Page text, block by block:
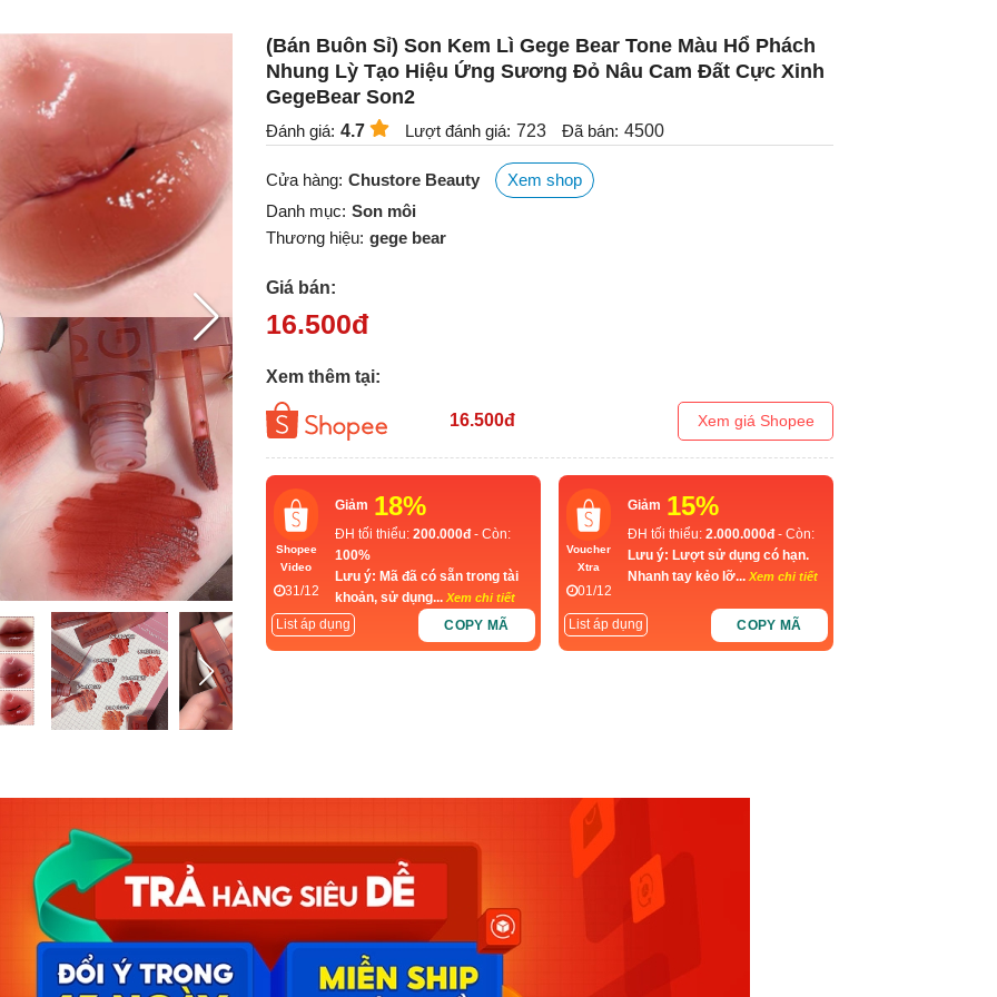
(Bán Buôn Sỉ) Son Kem Lì Gege Bear Tone Màu Hổ Phách
Nhung Lỳ Tạo Hiệu Ứng Sương Đỏ Nâu Cam Đất Cực Xinh
GegeBear Son2
Đánh giá: 4.7 Lượt đánh giá: 723 Đã bán: 4500
Cửa hàng: Chustore Beauty
Xem shop
Danh mục: Son môi
Thương hiệu: gege bear
Giá bán:
16.500đ
Xem thêm tại:
16.500đ Xem giá Shopee
Shopee
Video
31/12
Giảm 18%
ĐH tối thiểu: 200.000đ - Còn:
100%
Lưu ý: Mã đã có sẵn trong tài
khoản, sử dụng... Xem chi tiết
List áp dụng COPY MÃ
Voucher
Xtra
01/12
Giảm 15%
ĐH tối thiểu: 2.000.000đ - Còn:
Lưu ý: Lượt sử dụng có hạn.
Nhanh tay kẻo lỡ... Xem chi tiết
List áp dụng COPY MÃ